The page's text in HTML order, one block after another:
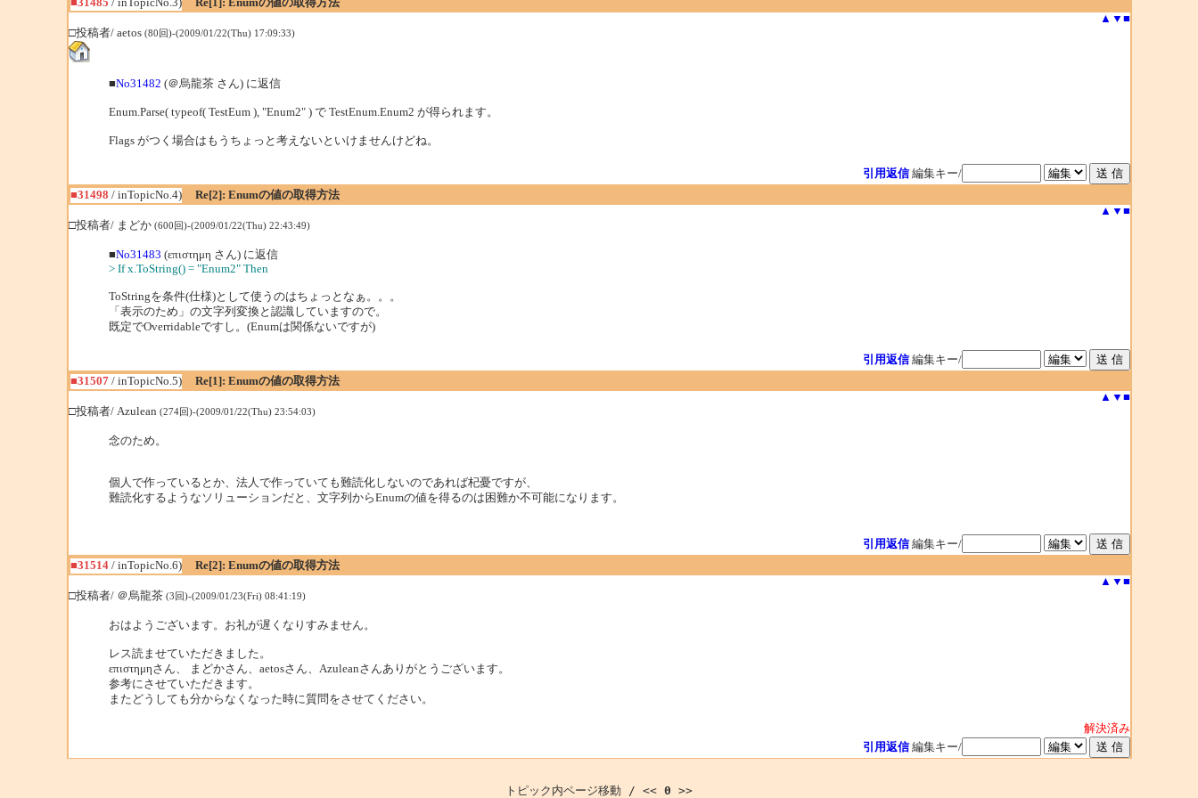
■31485 / inTopicNo.3)
Re[1]: Enumの値の取得方法
▲ ▼ ■
□投稿者/ aetos (80回)-(2009/01/22(Thu) 17:09:33)
■No31482 (＠烏龍茶 さん) に返信
Enum.Parse( typeof( TestEum ), "Enum2" ) で TestEnum.Enum2 が得られます。
Flags がつく場合はもうちょっと考えないといけませんけどね。
引用返信 編集キー/
■31498 / inTopicNo.4)
Re[2]: Enumの値の取得方法
▲ ▼ ■
□投稿者/ まどか (600回)-(2009/01/22(Thu) 22:43:49)
■No31483 (επιστημη さん) に返信
> If x.ToString() = "Enum2" Then
ToStringを条件(仕様)として使うのはちょっとなぁ。。。
「表示のため」の文字列変換と認識していますので。
既定でOverridableですし。(Enumは関係ないですが)
引用返信 編集キー/
■31507/ inTopicNo.5)
Re[1]: Enumの値の取得方法
▲ ▼ ■
□投稿者/ Azulean (274回)-(2009/01/22(Thu) 23:54:03)
念のため。
個人で作っているとか、法人で作っていても難読化しないのであれば杞憂ですが、
難読化するようなソリューションだと、文字列からEnumの値を得るのは困難か不可能になります。
引用返信 編集キー/
■31514/ inTopicNo.6)
Re[2]: Enumの値の取得方法
▲ ▼ ■
□投稿者/ ＠烏龍茶 (3回)-(2009/01/23(Fri) 08:41:19)
おはようございます。お礼が遅くなりすみません。
レス読ませていただきました。
επιστημηさん、 まどかさん、aetosさん、Azuleanさんありがとうございます。
参考にさせていただきます。
またどうしても分からなくなった時に質問をさせてください。
解決済み
引用返信 編集キー/
トピック内ページ移動 / << 0 >>